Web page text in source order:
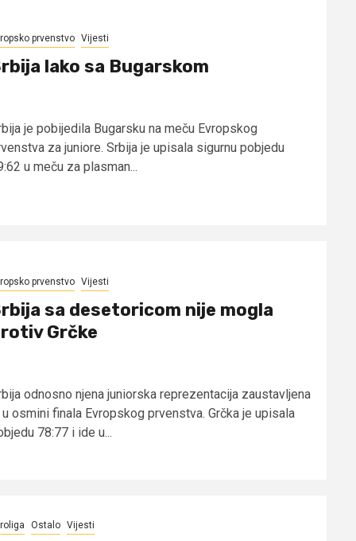
prvenstvo Vijesti
lako sa Bugarskom
je pobijedila Bugarsku na meču Evropskog
za juniore. Srbija je upisala sigurnu pobjedu
u meču za plasman...
prvenstvo Vijesti
sa desetoricom nije mogla
Grčke
odnosno njena juniorska reprezentacija zaustavljena
u osmini finala Evropskog prvenstva. Grčka je upisala
78:77 i ide u...
Ostalo Vijesti